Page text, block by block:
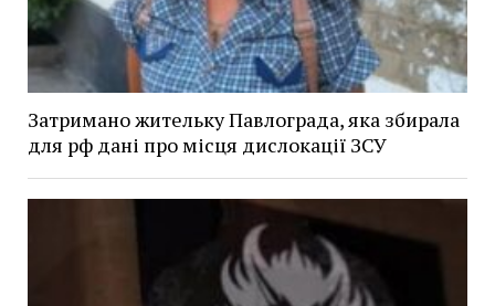
Затримано жительку Павлограда, яка збирала
для рф дані про місця дислокації ЗСУ